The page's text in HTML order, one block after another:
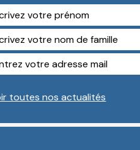
toutes nos actualités